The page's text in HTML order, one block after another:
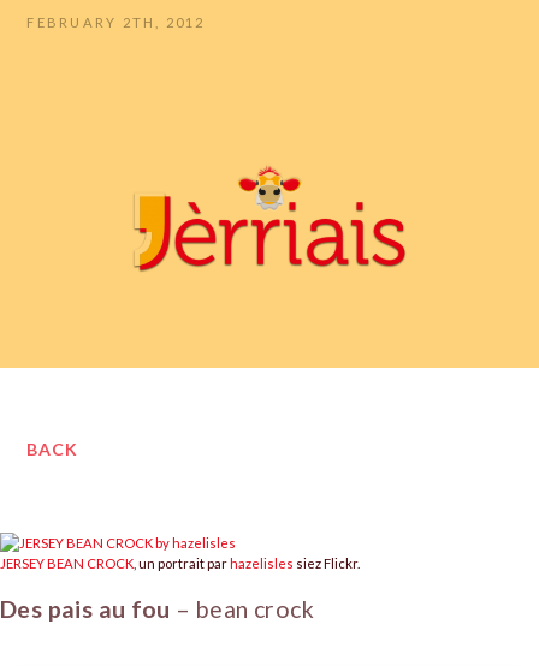
FEBRUARY 2TH, 2012
BACK
JERSEY BEAN CROCK , un portrait parhazelisles siez Flickr.
Des pais au fou – bean crock